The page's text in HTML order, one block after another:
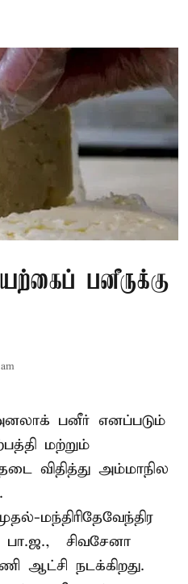
பனீருக்கு
பனீர் எனப்படும்
மற்றும்
விதித்து அம்மாநில
மந்திரிதேவேந்திர
– சிவசேனா –
ஆட்சி நடக்கிறது.